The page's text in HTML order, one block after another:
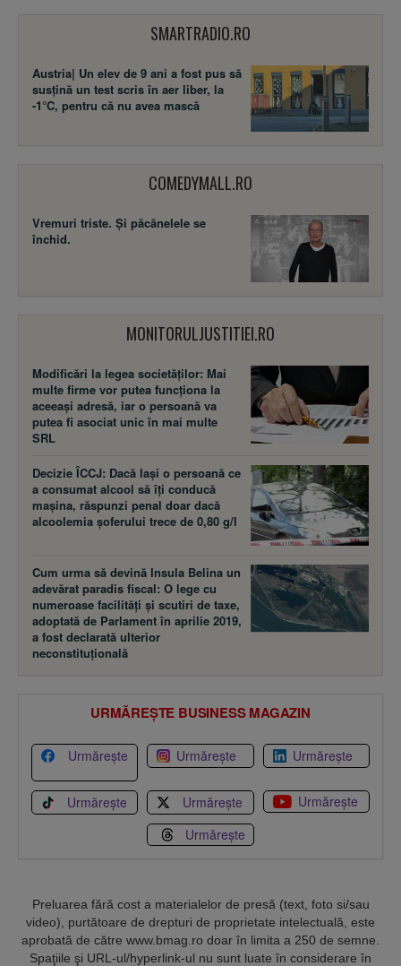
SMARTRADIO.RO
Austria| Un elev de 9 ani a fost pus să
susţină un test scris în aer liber, la
-1°C, pentru că nu avea mască
COMEDYMALL.RO
Vremuri triste. Şi păcănelele se
închid.
MONITORULJUSTITIEI.RO
Modificări la legea societăţilor: Mai
multe firme vor putea funcţiona la
aceeaşi adresă, iar o persoană va
putea fi asociat unic în mai multe
SRL
Decizie ÎCCJ: Dacă laşi o persoană ce
a consumat alcool să îţi conducă
maşina, răspunzi penal doar dacă
alcoolemia şoferului trece de 0,80 g/l
Cum urma să devină Insula Belina un
adevărat paradis fiscal: O lege cu
numeroase facilităţi şi scutiri de taxe,
adoptată de Parlament în aprilie 2019,
a fost declarată ulterior
neconstituţională
URMĂREȘTE BUSINESS MAGAZIN
Urmărește Urmărește Urmărește
Urmărește Urmărește
Urmărește
Urmărește
Preluarea fără cost a materialelor de presă (text, foto si/sau
video), purtătoare de drepturi de proprietate intelectuală, este
aprobată de către www.bmag.ro doar în limita a 250 de semne.
Spaţiile şi URL-ul/hyperlink-ul nu sunt luate în considerare în